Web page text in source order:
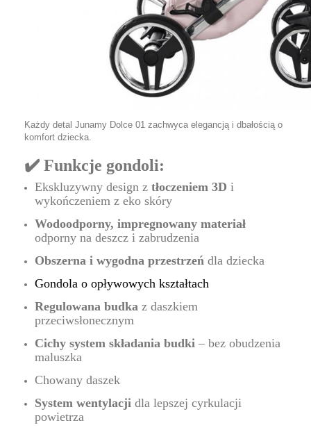
Każdy detal Junamy Dolce 01 zachwyca elegancją i dbałością o
komfort dziecka.
✔️ Funkcje gondoli:
Ekskluzywny design z tłoczeniem 3D i
wykończeniem z eko skóry
Wodoodporny, impregnowany materiał
odporny na deszcz i zabrudzenia
Obszerna i wygodna przestrzeń dla dziecka
Gondola o opływowych kształtach
Regulowana budka z daszkiem
przeciwsłonecznym
Cichy system składania budki – bez obudzenia
maluszka
Chowany daszek
System wentylacji dla lepszej cyrkulacji
powietrza